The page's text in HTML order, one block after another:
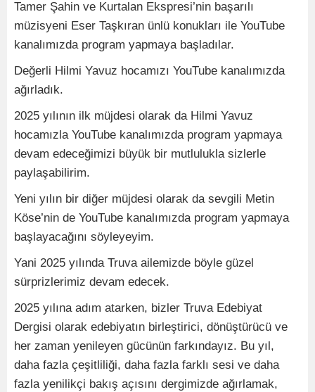
Tamer Şahin ve Kurtalan Ekspresi’nin başarılı
müzisyeni Eser Taşkıran ünlü konukları ile YouTube
kanalımızda program yapmaya başladılar.
Değerli Hilmi Yavuz hocamızı YouTube kanalımızda
ağırladık.
2025 yılının ilk müjdesi olarak da Hilmi Yavuz
hocamızla YouTube kanalımızda program yapmaya
devam edeceğimizi büyük bir mutlulukla sizlerle
paylaşabilirim.
Yeni yılın bir diğer müjdesi olarak da sevgili Metin
Köse’nin de YouTube kanalımızda program yapmaya
başlayacağını söyleyeyim.
Yani 2025 yılında Truva ailemizde böyle güzel
sürprizlerimiz devam edecek.
2025 yılına adım atarken, bizler Truva Edebiyat
Dergisi olarak edebiyatın birleştirici, dönüştürücü ve
her zaman yenileyen gücünün farkındayız. Bu yıl,
daha fazla çeşitliliği, daha fazla farklı sesi ve daha
fazla yenilikçi bakış açısını dergimizde ağırlamak,